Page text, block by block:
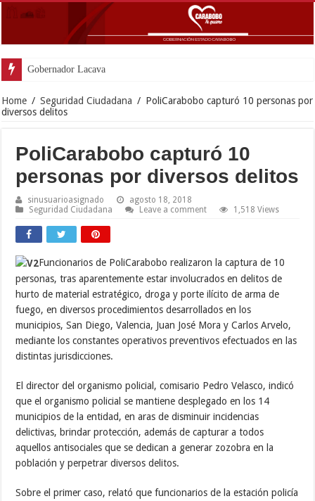
Gobernador Lacava anunció colocación
Home / Seguridad Ciudadana / PoliCarabobo capturó 10 personas por
diversos delitos
PoliCarabobo capturó 10
personas por diversos delitos
sinusuarioasignado
agosto 18, 2018
Seguridad Ciudadana
Leave a comment 1,518 Views
Funcionarios de PoliCarabobo realizaron la captura de 10
personas, tras aparentemente estar involucrados en delitos de
hurto de material estratégico, droga y porte ilícito de arma de
fuego, en diversos procedimientos desarrollados en los
municipios, San Diego, Valencia, Juan José Mora y Carlos Arvelo,
mediante los constantes operativos preventivos efectuados en las
distintas jurisdicciones.
El director del organismo policial, comisario Pedro Velasco, indicó
que el organismo policial se mantiene desplegado en los 14
municipios de la entidad, en aras de disminuir incidencias
delictivas, brindar protección, además de capturar a todos
aquellos antisociales que se dedican a generar zozobra en la
población y perpetrar diversos delitos.
Sobre el primer caso, relató que funcionarios de la estación policía